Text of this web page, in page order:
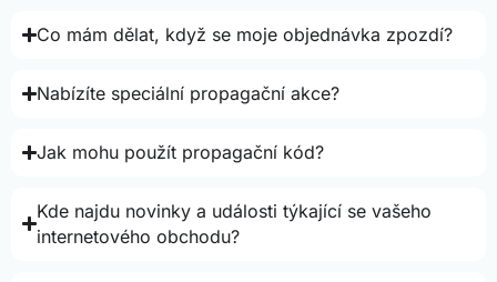
Co mám dělat, když se moje objednávka zpozdí?
Nabízíte speciální propagační akce?
Jak mohu použít propagační kód?
Kde najdu novinky a události týkající se vašeho
internetového obchodu?